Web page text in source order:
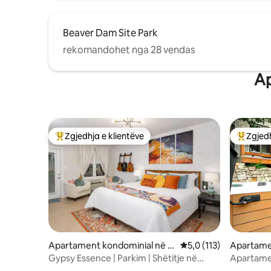
Beaver Dam Site Park
rekomandohet nga 28 vendas
Më të mirat e zgjedhjeve të klientëve
Zgjedhja e klientëve
Apartament kondominial në E
ureka Springs
Vlerësimi mesatar 5,0
5,0 (113)
Gypsy Essence | Parkim | Shëtitje në
Më të
Eureka